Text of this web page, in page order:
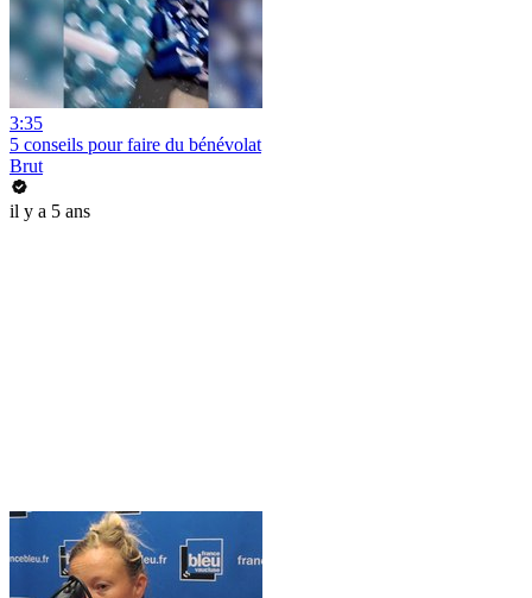
3:35
5 conseils pour faire du bénévolat
Brut
il y a 5 ans